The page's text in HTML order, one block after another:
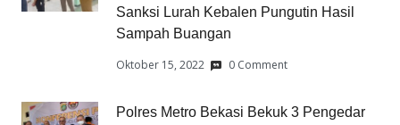
Sanksi Lurah Kebalen Pungutin Hasil
Sampah Buangan
Oktober 15, 2022 0 Comment
Polres Metro Bekasi Bekuk 3 Pengedar